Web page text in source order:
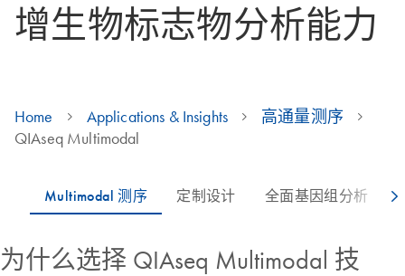
增生物标志物分析能力
Home Applications & Insights
高通量测序
QIAseq Multimodal
为什么选择 QIAseq Multimodal 技